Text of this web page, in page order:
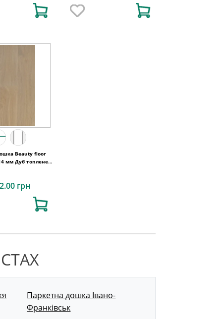
Beauty floor
мм Дуб топлене
грн
Паркетна дошка Івано-
Франківськ